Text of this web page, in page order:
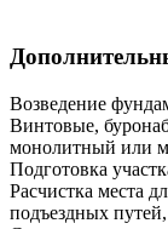
Возведение
Винтовые,
монолитный или
Подготовка
Расчистка места
подъездных